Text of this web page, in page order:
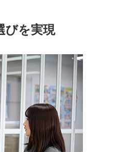
びを実現